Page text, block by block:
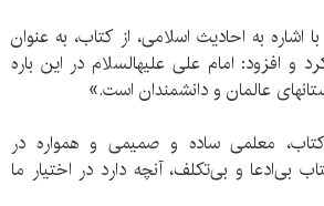
اشاره به احادیث اسلامی، از کتاب، به عنوان
و افزود: امام علی علیه‏السلام در این باره
عالمان و دانشمندان است.»
معلمی ساده و صمیمی و همواره در
و بی‌تکلف، آنچه دارد در اختیار ما